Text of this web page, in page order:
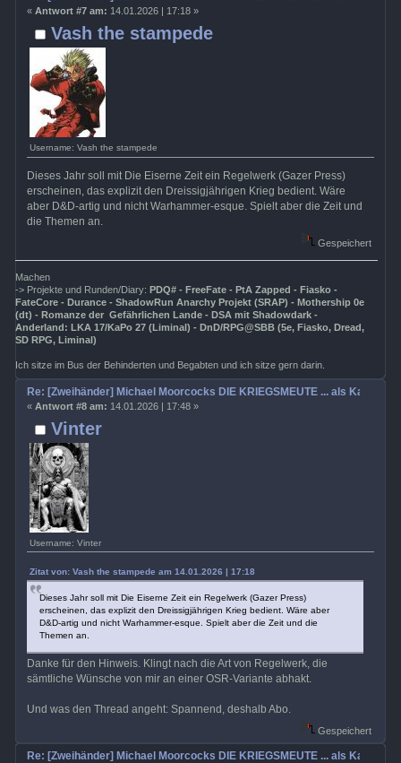
Vash the stampede
Username: Vash the stampede
« Antwort #7 am: 14.01.2026 | 17:18 »
Dieses Jahr soll mit Die Eiserne Zeit ein Regelwerk (Gazer Press)
erscheinen, das explizit den Dreissigjährigen Krieg bedient. Wäre
aber D&D-artig und nicht Warhammer-esque. Spielt aber die Zeit und
die Themen an.
Gespeichert
Machen
-> Projekte und Runden/Diary:PDQ# - FreeFate - PtA Zapped - Fiasko -
FateCore - Durance - ShadowRun Anarchy Projekt (SRAP) - Mothership 0e
(dt) - Romanze der Gefährlichen Lande - DSA mit Shadowdark -
Anderland: LKA 17/KaPo 27 (Liminal) - DnD/RPG@SBB (5e, Fiasko, Dread,
SD RPG, Liminal)
Ich sitze im Bus der Behinderten und Begabten und ich sitze gern darin.
Vinter
Username: Vinter
Re: [Zweihänder] Michael Moorcocks DIE KRIEGSMEUTE ... als
« Antwort #8 am: 14.01.2026 | 17:48 »
Zitat von: Vash the stampede am 14.01.2026 | 17:18
Dieses Jahr soll mit Die Eiserne Zeit ein Regelwerk (Gazer Press)
erscheinen, das explizit den Dreissigjährigen Krieg bedient. Wäre aber
D&D-artig und nicht Warhammer-esque. Spielt aber die Zeit und die
Themen an.
Danke für den Hinweis. Klingt nach die Art von Regelwerk, die
sämtliche Wünsche von mir an einer OSR-Variante abhakt.
Und was den Thread angeht: Spannend, deshalb Abo.
Gespeichert
Re: [Zweihänder] Michael Moorcocks DIE KRIEGSMEUTE ... als